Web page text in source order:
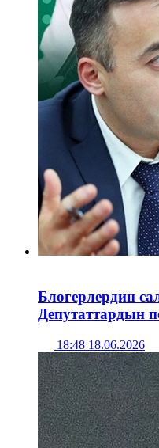
Блогерлердин
Депутаттардын
18:48 18.06.2026